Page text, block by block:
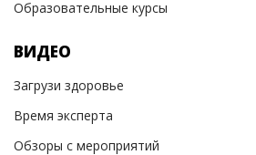
Образовательные курсы
ВИДЕО
Загрузи здоровье
Время эксперта
Обзоры с мероприятий